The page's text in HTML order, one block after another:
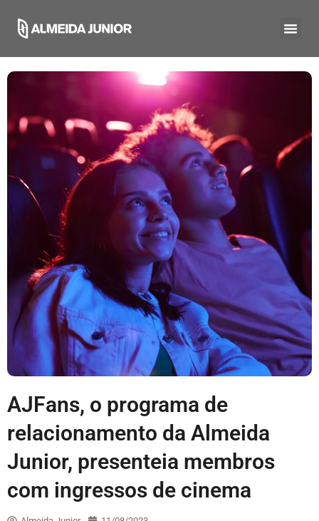
AJFans, o programa de
relacionamento da Almeida
Junior, presenteia membros
com ingressos de cinema